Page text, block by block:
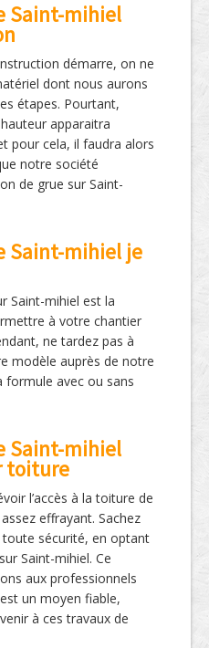
Saint-mihiel
démarre, on ne
dont nous aurons
étapes. Pourtant,
apparaitra
pour cela, il faudra alors
notre société
de grue sur Saint-
Saint-mihiel je
Saint-mihiel est la
à votre chantier
ne tardez pas à
modèle auprès de notre
formule avec ou sans
Saint-mihiel
toiture
l’accès à la toiture de
effrayant. Sachez
sécurité, en optant
Saint-mihiel. Ce
aux professionnels
un moyen fiable,
à ces travaux de